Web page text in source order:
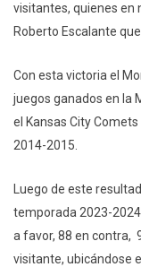
visitantes, quienes en
Roberto Escalante
Con esta victoria el
juegos ganados en la
el Kansas City
2014-2015.
Luego de este
temporada 2023-
a favor, 88 en contra,
visitante, ubicándose